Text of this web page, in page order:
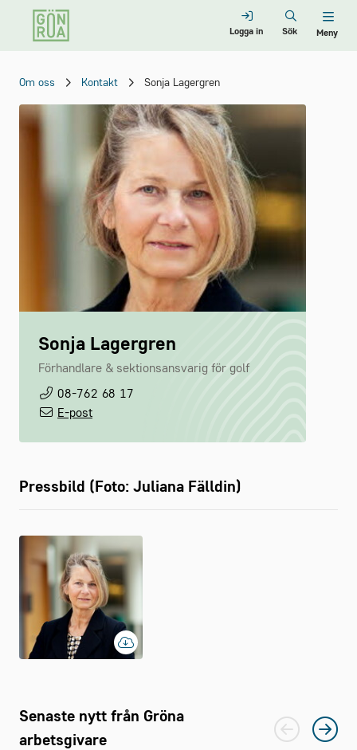
Logga in Sök Meny
Om oss Kontakt Sonja Lagergren
Sonja Lagergren
Förhandlare & sektionsansvarig för golf
08-762 68 17
E-post
Pressbild (Foto: Juliana Fälldin)
Senaste nytt från Gröna
arbetsgivare